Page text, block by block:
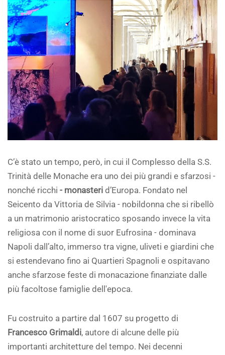
C’è stato un tempo, però, in cui il Complesso della S.S.
Trinità delle Monache era uno dei più grandi e sfarzosi -
nonché ricchi - monasteri d’Europa. Fondato nel
Seicento da Vittoria de Silvia - nobildonna che si ribellò
a un matrimonio aristocratico sposando invece la vita
religiosa con il nome di suor Eufrosina - dominava
Napoli dall’alto, immerso tra vigne, uliveti e giardini che
si estendevano fino ai Quartieri Spagnoli e ospitavano
anche sfarzose feste di monacazione finanziate dalle
più facoltose famiglie dell'epoca.
Fu costruito a partire dal 1607 su progetto di
Francesco Grimaldi, autore di alcune delle più
importanti architetture del tempo. Nei decenni